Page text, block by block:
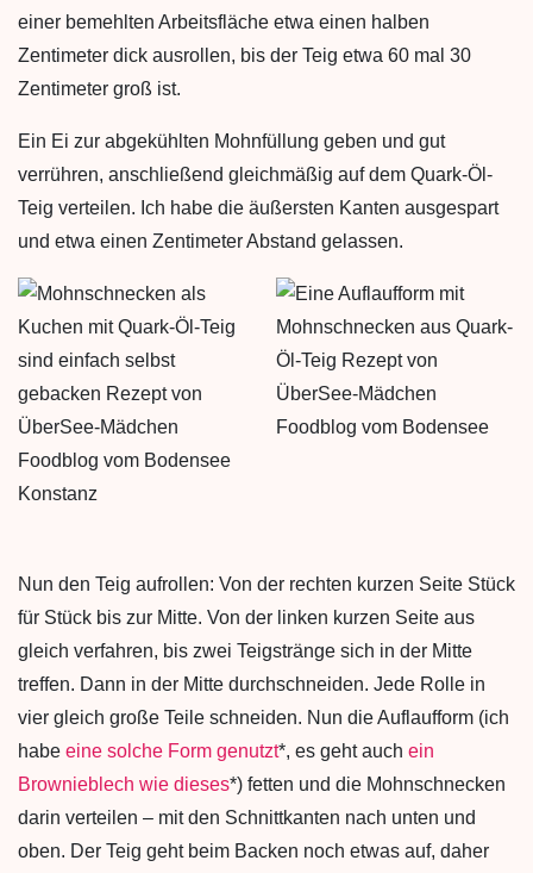
einer bemehlten Arbeitsfläche etwa einen halben
Zentimeter dick ausrollen, bis der Teig etwa 60 mal 30
Zentimeter groß ist.
Ein Ei zur abgekühlten Mohnfüllung geben und gut
verrühren, anschließend gleichmäßig auf dem Quark-Öl-
Teig verteilen. Ich habe die äußersten Kanten ausgespart
und etwa einen Zentimeter Abstand gelassen.
Nun den Teig aufrollen: Von der rechten kurzen Seite Stück
für Stück bis zur Mitte. Von der linken kurzen Seite aus
gleich verfahren, bis zwei Teigstränge sich in der Mitte
treffen. Dann in der Mitte durchschneiden. Jede Rolle in
vier gleich große Teile schneiden. Nun die Auflaufform (ich
habe eine solche Form genutzt*, es geht auch ein
Brownieblech wie dieses*) fetten und die Mohnschnecken
darin verteilen – mit den Schnittkanten nach unten und
oben. Der Teig geht beim Backen noch etwas auf, daher